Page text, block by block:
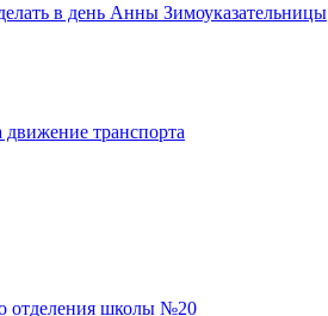
в день Анны Зимоуказательницы
транспорта
отделения школы №20